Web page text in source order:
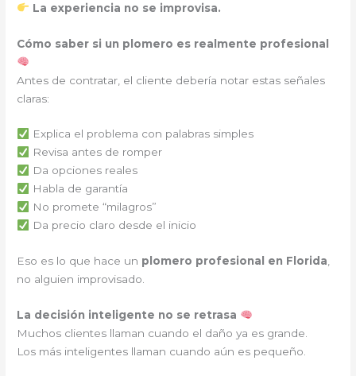
La experiencia no se improvisa.
Cómo saber si un plomero es realmente profesional
Antes de contratar, el cliente debería notar estas señales
claras:
Explica el problema con palabras simples
Revisa antes de romper
Da opciones reales
Habla de garantía
No promete “milagros”
Da precio claro desde el inicio
Eso es lo que hace un plomero profesional en Florida,
no alguien improvisado.
La decisión inteligente no se retrasa
Muchos clientes llaman cuando el daño ya es grande.
Los más inteligentes llaman cuando aún es pequeño.